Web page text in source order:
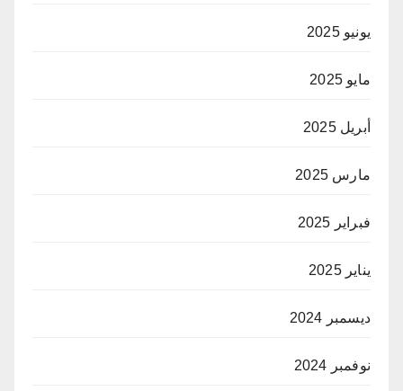
يونيو 2025
مايو 2025
أبريل 2025
مارس 2025
فبراير 2025
يناير 2025
ديسمبر 2024
نوفمبر 2024